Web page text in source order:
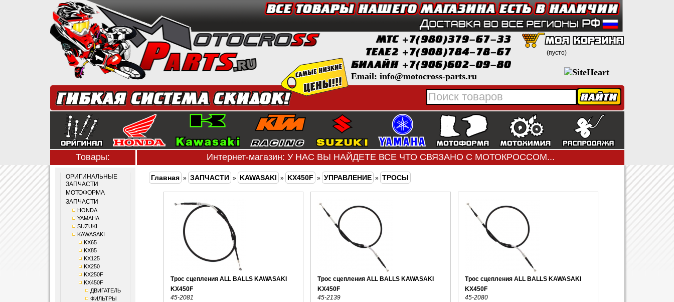
(пусто)
Email: info@motocross-parts.ru
Товары: Интернет-магазин: У НАС ВЫ НАЙДЕТЕ ВСЕ ЧТО СВЯЗАНО С МОТОКРОССОМ...
ОРИГИНАЛЬНЫЕ
ЗАПЧАСТИ
МОТОФОРМА
ЗАПЧАСТИ
HONDA
YAMAHA
SUZUKI
KAWASAKI
KX65
KX85
KX125
KX250
KX250F
KX450F
ДВИГАТЕЛЬ
ФИЛЬТРЫ
Главная » ЗАПЧАСТИ » KAWASAKI » KX450F » УПРАВЛЕНИЕ » ТРОСЫ
Трос сцепления ALL BALLS KAWASAKI
KX450F
45-2081
Трос сцепления ALL BALLS KAWASAKI
KX450F
45-2139
Трос сцепления ALL BALLS KAWASAKI
KX450F
45-2080